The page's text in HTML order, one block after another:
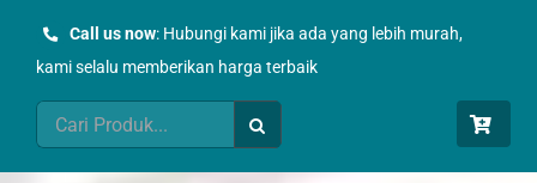
Call us now: Hubungi kami jika ada yang lebih murah,
kami selalu memberikan harga terbaik
Search
for: